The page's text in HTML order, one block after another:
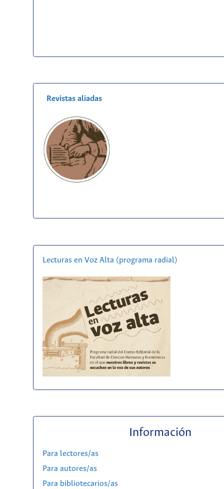
Revistas aliadas
Lecturas en Voz Alta (programa radial)
Información
Para lectores/as
Para autores/as
Para bibliotecarios/as